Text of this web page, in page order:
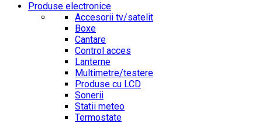
Produse electronice
Accesorii tv/satelit
Boxe
Cantare
Control acces
Lanterne
Multimetre/testere
Produse cu LCD
Sonerii
Statii meteo
Termostate